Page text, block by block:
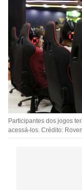
Participantes dos jogos
acessá-los. Crédito: